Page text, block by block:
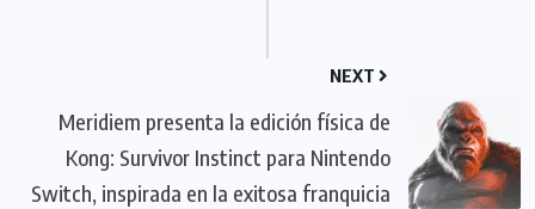
NEXT
Meridiem presenta la edición física de
Kong: Survivor Instinct para Nintendo
Switch, inspirada en la exitosa franquicia